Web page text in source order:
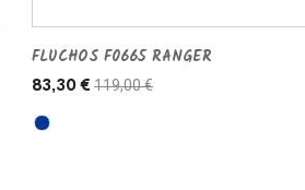
FLUCHOS F0665 RANGER
83,30 € 119,00 €